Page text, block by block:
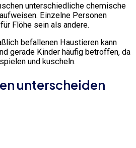
unterschiedliche chemische
Einzelne Personen
Flöhe sein als andere.
befallenen Haustieren kann
gerade Kinder häufig betroffen, da
und kuscheln.
unterscheiden